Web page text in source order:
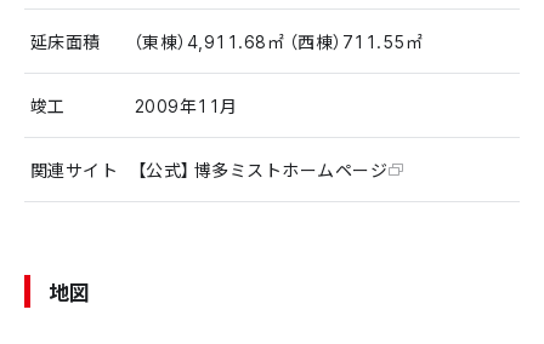
延床面積 （東棟）4,911.68㎡ （西棟）711.55㎡
竣工 2009年11月
関連サイト 【公式】博多ミストホームページ
地図